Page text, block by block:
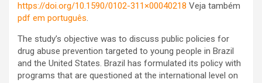
https://doi.org/10.1590/0102-311×00040218 Veja também
pdf em português.
The study’s objective was to discuss public policies for
drug abuse prevention targeted to young people in Brazil
and the United States. Brazil has formulated its policy with
programs that are questioned at the international level on